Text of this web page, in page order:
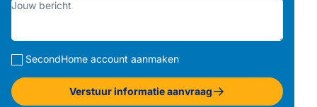
SecondHome account aanmaken
Verstuur informatie aanvraag